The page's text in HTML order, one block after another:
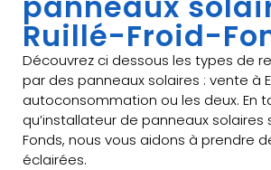
Ruillé-Froid-
Découvrez ci dessous les types de
par des panneaux solaires : vente à
autoconsommation ou les deux. En
qu’installateur de panneaux solaires
Fonds, nous vous aidons à prendre
éclairées.